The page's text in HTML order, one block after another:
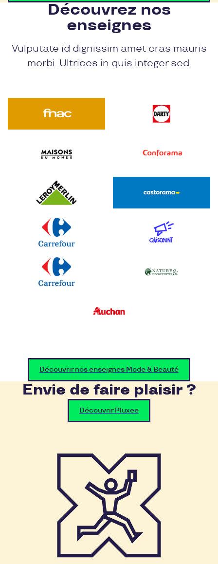
Découvrez nos
enseignes
Vulputate id dignissim amet cras mauris
morbi. Ultrices in quis integer sed.
Découvrir nos enseignes Mode & Beauté
Envie de faire plaisir ?
Découvrir Pluxee